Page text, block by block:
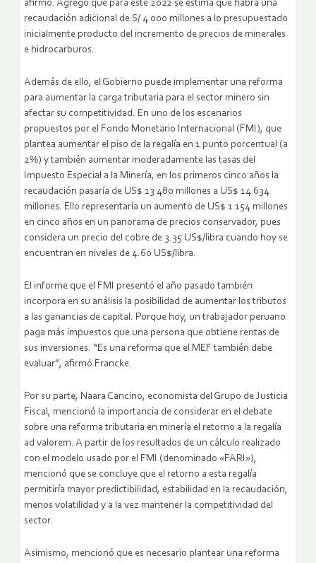
afirmó. Agregó que para este 2022 se estima que habrá una
recaudación adicional de S/ 4 000 millones a lo presupuestado
inicialmente producto del incremento de precios de minerales
e hidrocarburos.
Además de ello, el Gobierno puede implementar una reforma
para aumentar la carga tributaria para el sector minero sin
afectar su competitividad. En uno de los escenarios
propuestos por el Fondo Monetario Internacional (FMI), que
plantea aumentar el piso de la regalía en 1 punto porcentual (a
2%) y también aumentar moderadamente las tasas del
Impuesto Especial a la Minería, en los primeros cinco años la
recaudación pasaría de US$ 13 480 millones a US$ 14 634
millones. Ello representaría un aumento de US$ 1 154 millones
en cinco años en un panorama de precios conservador, pues
considera un precio del cobre de 3.35 US$/libra cuando hoy se
encuentran en niveles de 4.60 US$/libra.
El informe que el FMI presentó el año pasado también
incorpora en su análisis la posibilidad de aumentar los tributos
a las ganancias de capital. Porque hoy, un trabajador peruano
paga más impuestos que una persona que obtiene rentas de
sus inversiones. “Es una reforma que el MEF también debe
evaluar”, afirmó Francke.
Por su parte, Naara Cancino, economista del Grupo de Justicia
Fiscal, mencionó la importancia de considerar en el debate
sobre una reforma tributaria en minería el retorno a la regalía
ad valorem. A partir de los resultados de un cálculo realizado
con el modelo usado por el FMI (denominado «FARI»),
mencionó que se concluye que el retorno a esta regalía
permitiría mayor predictibilidad, estabilidad en la recaudación,
menos volatilidad y a la vez mantener la competitividad del
sector.
Asimismo, mencionó que es necesario plantear una reforma